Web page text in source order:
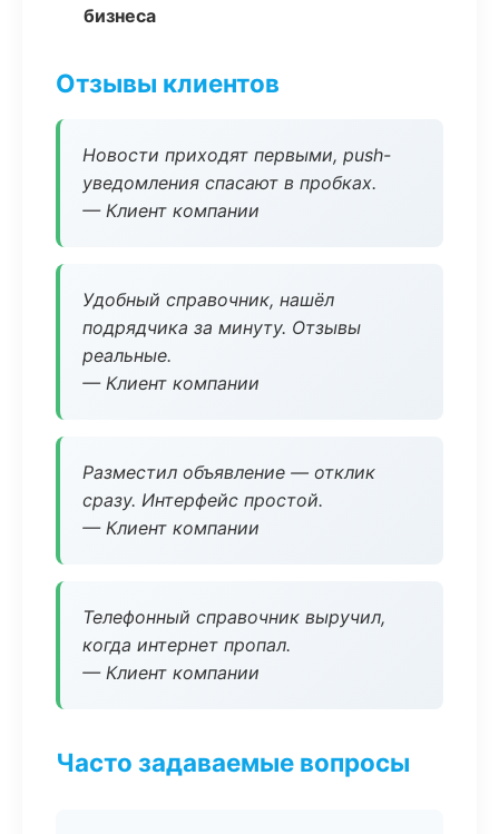
бизнеса
Отзывы клиентов
Новости приходят первыми, push-
уведомления спасают в пробках.
— Клиент компании
Удобный справочник, нашёл
подрядчика за минуту. Отзывы
реальные.
— Клиент компании
Разместил объявление — отклик
сразу. Интерфейс простой.
— Клиент компании
Телефонный справочник выручил,
когда интернет пропал.
— Клиент компании
Часто задаваемые вопросы